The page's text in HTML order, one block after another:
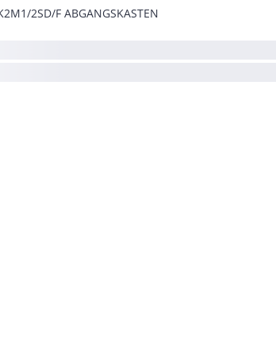
2SD/F ABGANGSKASTEN